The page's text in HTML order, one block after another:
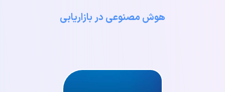
هوش مصنوعی در بازاریابی